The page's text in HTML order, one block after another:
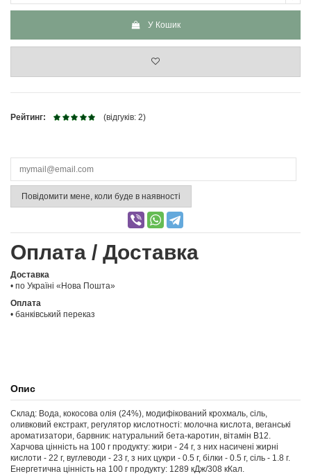
У Кошик
Рейтинг: (відгуків: 2)
Повідомити мене, коли буде в наявності
Оплата / Доставка
Доставка
• по Україні «Нова Пошта»
Оплата
• банківський переказ
Опис
Склад: Вода, кокосова олія (24%), модифікований крохмаль, сіль,
оливковий екстракт, регулятор кислотності: молочна кислота, веганські
ароматизатори, барвник: натуральний бета-каротин, вітамін B12.
Харчова цінність на 100 г продукту: жири - 24 г, з них насичені жирні
кислоти - 22 г, вуглеводи - 23 г, з них цукри - 0.5 г, білки - 0.5 г, сіль - 1.8 г.
Енергетична цінність на 100 г продукту: 1289 кДж/308 кКал.